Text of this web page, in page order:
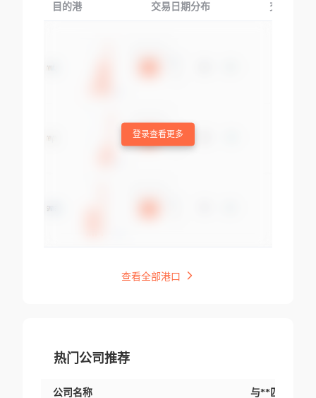
目的港 交易日期分布 交易产品
登录查看更多
查看全部港口
热门公司推荐
公司名称 与**匹配交易